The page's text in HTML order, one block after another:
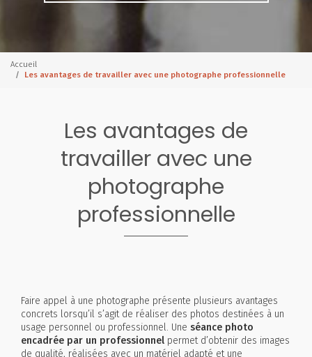
Accueil
Les avantages de travailler avec une photographe professionnelle
Les avantages de
travailler avec une
photographe
professionnelle
Faire appel à une photographe présente plusieurs avantages
concrets lorsqu’il s’agit de réaliser des photos destinées à un
usage personnel ou professionnel. Une séance photo
encadrée par un professionnel permet d’obtenir des images
de qualité, réalisées avec un matériel adapté et une